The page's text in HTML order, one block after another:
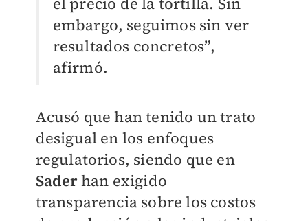
embargo, seguimos sin ver
resultados concretos”,
afirmó.
Acusó que han tenido un trato
desigual en los enfoques
regulatorios, siendo que en
Saderhan exigido
transparencia sobre los costos